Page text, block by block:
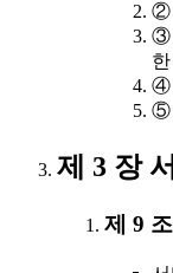
②
③
④
⑤
제 3 장
제 9